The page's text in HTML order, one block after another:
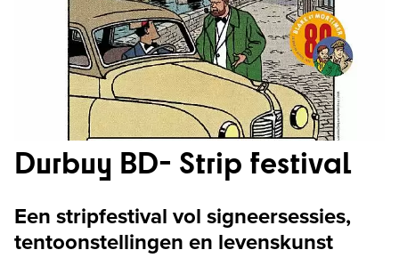
Durbuy BD- Strip festival
Een stripfestival vol signeersessies,
tentoonstellingen en levenskunst